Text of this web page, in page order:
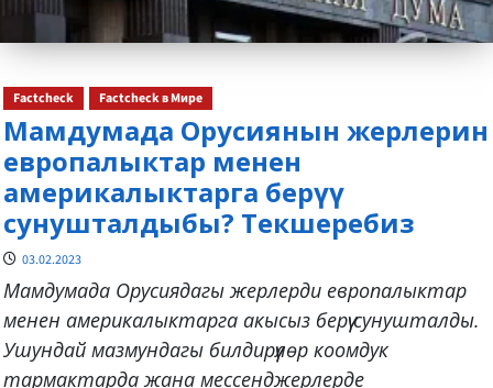
Factcheck Factcheck в Мире
Мамдумада Орусиянын жерлерин
европалыктар менен
америкалыктарга берүү
сунушталдыбы? Текшеребиз
03.02.2023
Мамдумада Орусиядагы жерлерди европалыктар
менен америкалыктарга акысыз берүү сунушталды.
Ушундай мазмундагы билдирүүлөр коомдук
тармактарда жана мессенджерлерде